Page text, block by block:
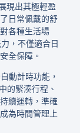
現出其極輕盈
日常佩戴的舒
各種生活場
，不僅適合日
全保障。
動計時功能，
的緊湊行程、
續運轉，準確
為時間管理上